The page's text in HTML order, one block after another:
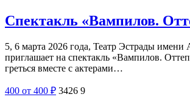
Спектакль «Вампилов.
5, 6 марта 2026 года, Театр Эстрады имени
приглашает на спектакль «Вампилов.
греться вместе с актерами…
400 от 400 ₽ 3426 9